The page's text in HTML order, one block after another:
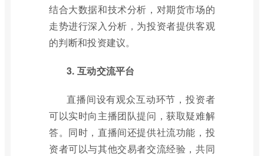
结合大数据和技术分析，对期货市场的
走势进行深入分析，为投资者提供客观
的判断和投资建议。
3. 互动交流平台
直播间设有观众互动环节，投资者
可以实时向主播团队提问，获取疑难解
答。同时，直播间还提供社流功能，投
资者可以与其他交易者交流经验，共同